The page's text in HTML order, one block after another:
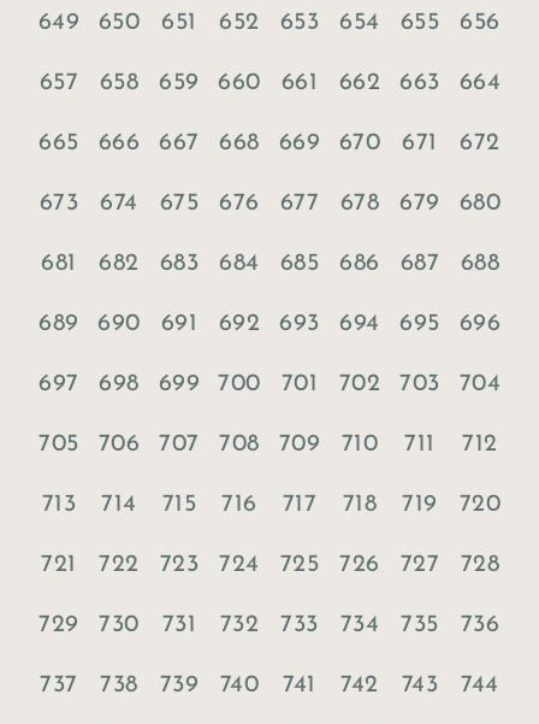
649 650 651 652 653 654 655 656
657 658 659 660 661 662 663 664
665 666 667 668 669 670 671 672
673 674 675 676 677 678 679 680
681 682 683 684 685 686 687 688
689 690 691 692 693 694 695 696
697 698 699 700 701 702 703 704
705 706 707 708 709 710 711 712
713 714 715 716 717 718 719 720
721 722 723 724 725 726 727 728
729 730 731 732 733 734 735 736
737 738 739 740 741 742 743 744